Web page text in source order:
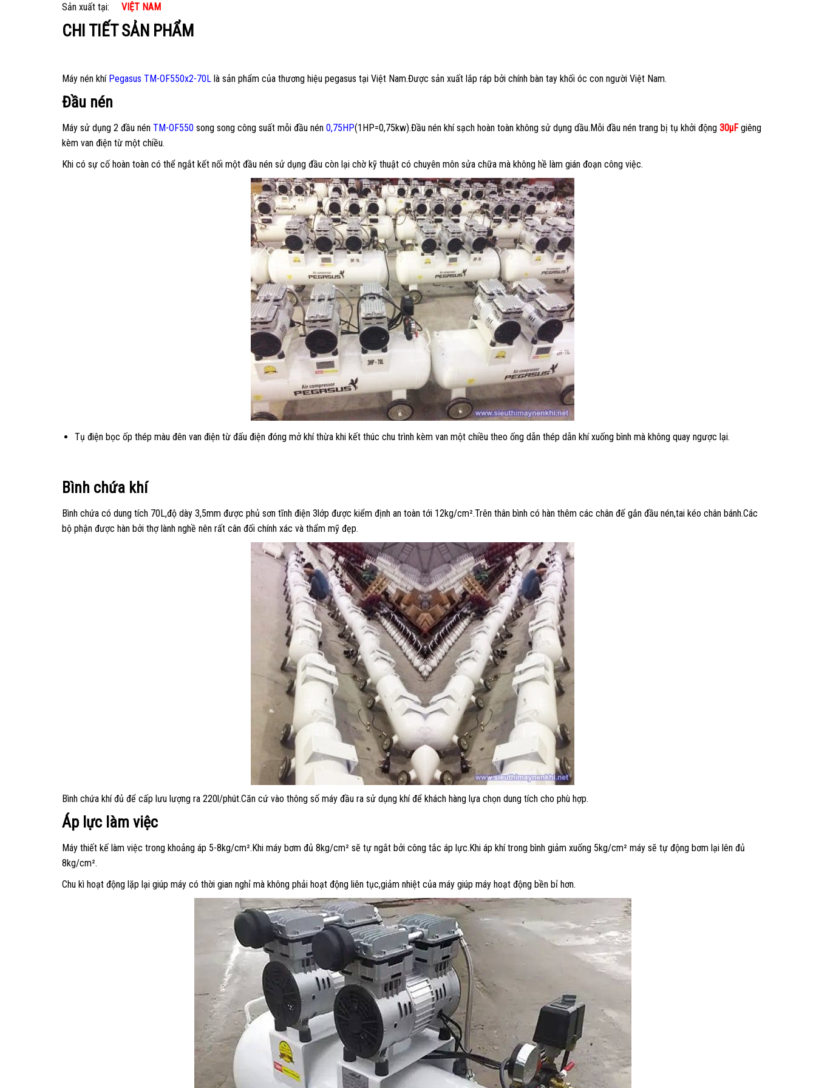
Sản xuất tại: VIỆT NAM
CHI TIẾT SẢN PHẨM
Máy nén khí Pegasus TM-OF550x2-70L là sản phẩm của thương hiệu pegasus tại Việt Nam.Được sản xuất lắp ráp bởi chính bàn tay khối óc con người Việt Nam.
Đầu nén
Máy sử dụng 2 đầu nén TM-OF550 song song công suất mỗi đầu nén 0,75HP(1HP=0,75kw).Đầu nén khí sạch hoàn toàn không sử dụng dầu.Mỗi đầu nén trang bị tụ khởi động 30µFgiêng
kèm van điện từ một chiều.
Khi có sự cố hoàn toàn có thể ngắt kết nối một đầu nén sử dụng đầu còn lại chờ kỹ thuật có chuyên môn sửa chữa mà không hề làm gián đoạn công việc.
Tụ điện bọc ốp thép màu đên van điện từ đấu điện đóng mở khí thừa khi kết thúc chu trình kèm van một chiều theo ống dẫn thép dẫn khí xuống bình mà không quay ngược lại.
Bình chứa khí
Bình chứa có dung tích 70L,độ dày 3,5mm được phủ sơn tĩnh điện 3lớp được kiểm định an toàn tới 12kg/cm².Trên thân bình có hàn thêm các chân đế gắn đầu nén,tai kéo chân bánh.Các
bộ phận được hàn bởi thợ lành nghề nên rất cân đối chính xác và thẩm mỹ đẹp.
Bình chứa khí đủ để cấp lưu lượng ra 220l/phút.Căn cứ vào thông số máy đầu ra sử dụng khí để khách hàng lựa chọn dung tích cho phù hợp.
Áp lực làm việc
Máy thiết kế làm việc trong khoảng áp 5-8kg/cm².Khi máy bơm đủ 8kg/cm² sẽ tự ngắt bởi công tắc áp lực.Khi áp khí trong bình giảm xuống 5kg/cm² máy sẽ tự động bơm lại lên đủ
8kg/cm².
Chu kì hoạt động lặp lại giúp máy có thời gian nghỉ mà không phải hoạt động liên tục,giảm nhiệt của máy giúp máy hoạt động bền bỉ hơn.